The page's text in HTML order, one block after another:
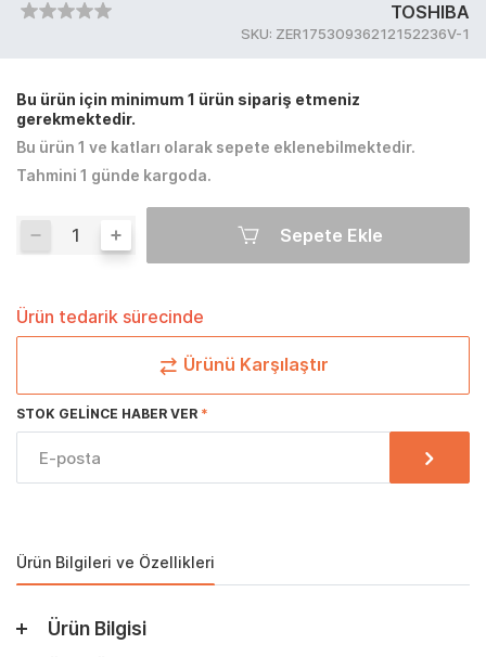
TOSHIBA
SKU: ZER17530936212152236V-1
Bu ürün için minimum 1 ürün sipariş etmeniz
gerekmektedir.
Bu ürün 1 ve katları olarak sepete eklenebilmektedir.
Tahmini 1 günde kargoda.
Sepete Ekle
Ürün tedarik sürecinde
Ürünü Karşılaştır
STOK GELINCE HABER VER
Ürün Bilgileri ve Özellikleri
Ürün Bilgisi